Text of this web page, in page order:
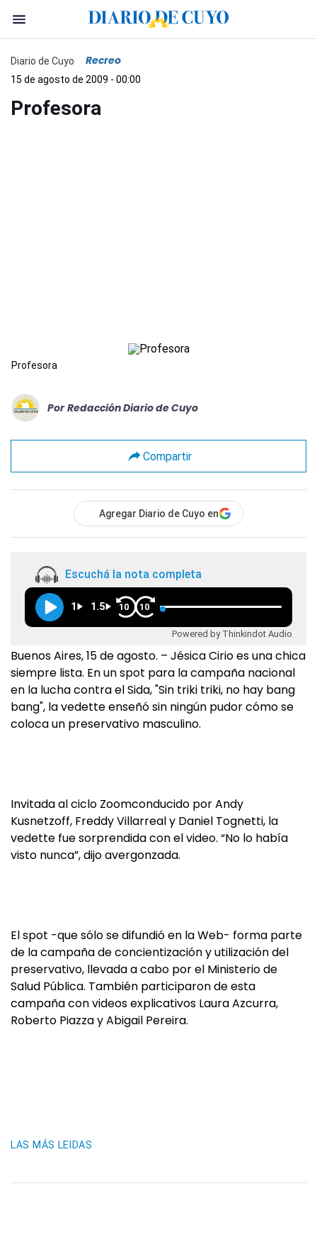
Diario de Cuyo Recreo
15 de agosto de 2009 - 00:00
Profesora
Profesora
Por Redacción Diario de Cuyo
Compartir
Agregar Diario de Cuyo en
Escuchá la nota completa
1 1.5 10 10
Powered by Thinkindot Audio
Buenos Aires, 15 de agosto. – Jésica Cirio es una chica
siempre lista. En un spot para la campaña nacional
en la lucha contra el Sida, "Sin triki triki, no hay bang
bang", la vedette enseñó sin ningún pudor cómo se
coloca un preservativo masculino.
Invitada al ciclo Zoomconducido por Andy
Kusnetzoff, Freddy Villarreal y Daniel Tognetti, la
vedette fue sorprendida con el video. “No lo había
visto nunca”, dijo avergonzada.
El spot -que sólo se difundió en la Web- forma parte
de la campaña de concientización y utilización del
preservativo, llevada a cabo por el Ministerio de
Salud Pública. También participaron de esta
campaña con videos explicativos Laura Azcurra,
Roberto Piazza y Abigail Pereira.
LAS MÁS LEIDAS